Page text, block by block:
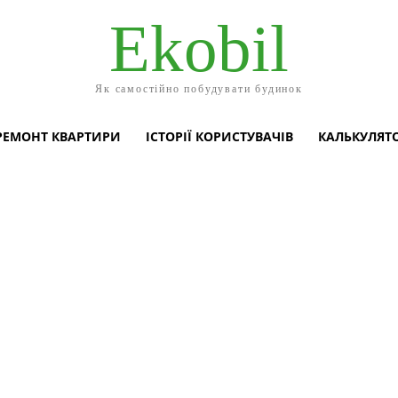
Ekobil
Як самостійно побудувати будинок
КВАРТИРИ ІСТОРІЇ КОРИСТУВАЧІВ